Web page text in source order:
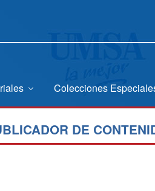
Colecciones
DE